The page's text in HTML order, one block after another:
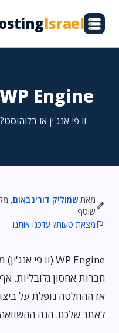
Israel
WP Engine מול Bluehost
וו פי אנג'ין או
edit
מאת שמוליק דורינבאום
שוטף
flag מצאת טעות? עדכנו אותנו
חברות אחסון גלובליות.
אז ההחלטה נופלת על
לאתר שלכם. הנה